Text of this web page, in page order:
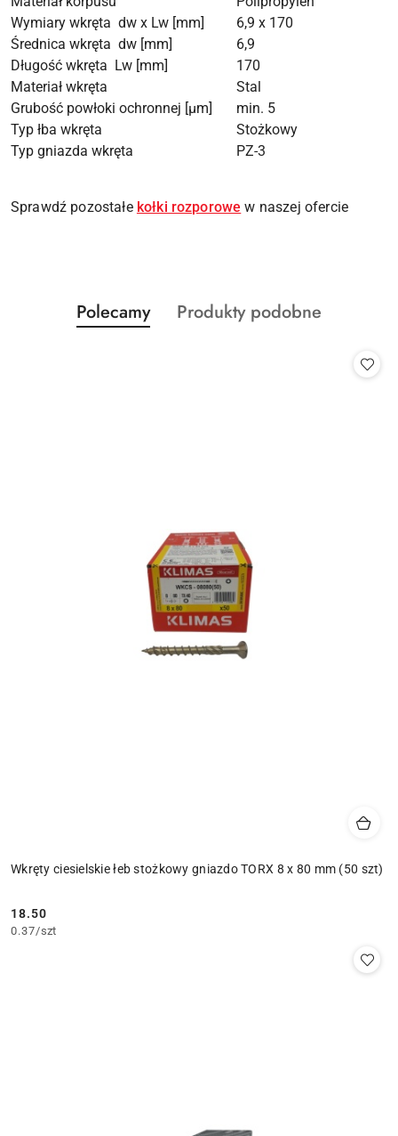
Wymiary wkręta dw x Lw [mm]
6,9 x 170
Średnica wkręta dw [mm]
6,9
Długość wkręta Lw [mm]
170
Materiał wkręta
Stal
Grubość powłoki ochronnej [µm]
min. 5
Typ łba wkręta
Stożkowy
Typ gniazda wkręta
PZ-3
Sprawdź pozostałe kołki rozporowe w naszej ofercie
Pomiń karuzelę produktów
Produkty
o
Polecamy
Produkty
Produkty podobne
Wkręty ciesielskie łeb stożkowy gniazdo TORX 8 x 80 mm (50 szt)
Cena:
18.50
0.37/szt